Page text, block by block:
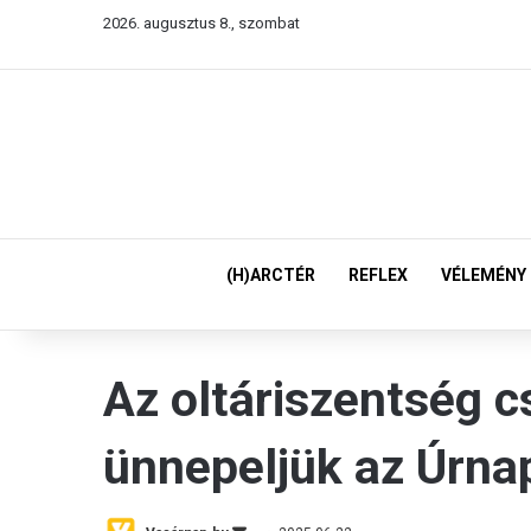
2026. augusztus 8., szombat
(H)ARCTÉR REFLEX VÉLEMÉNY
Az oltáriszentség
ünnepeljük az